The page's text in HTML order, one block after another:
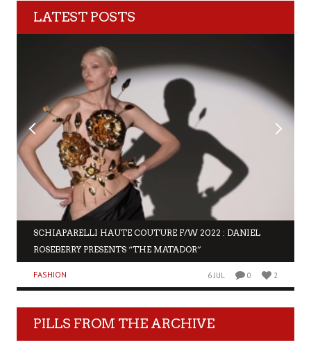
LATEST POSTS
SCHIAPARELLI HAUTE COUTURE F/W 2022 : DANIEL
ROSEBERRY PRESENTS “THE MATADOR”
FASHION 6 JUL 0 2
PILLS FROM THE ARCHIVE